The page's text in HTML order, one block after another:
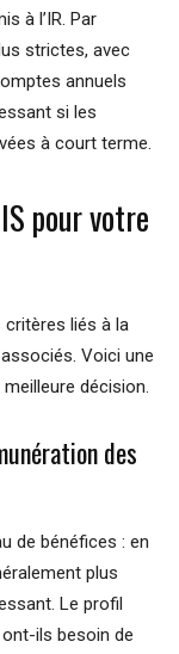
à l’IR. Par
strictes, avec
annuels
si les
à court terme.
pour votre
critères liés à la
Voici une
décision.
des
de bénéfices : en
plus
Le profil
ils besoin de